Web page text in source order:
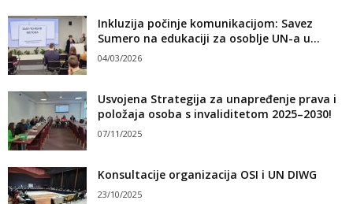
Inkluzija počinje komunikacijom: Savez
Sumero na edukaciji za osoblje UN-a u...
04/03/2026
Usvojena Strategija za unapređenje prava i
položaja osoba s invaliditetom 2025–2030!
07/11/2025
Konsultacije organizacija OSI i UN DIWG
23/10/2025